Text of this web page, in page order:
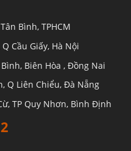
Bình, TPHCM
Cầu Giấy, Hà Nội
Biên Hòa , Đồng Nai
Q Liên Chiểu, Đà Nẵng
TP Quy Nhơn, Bình Định